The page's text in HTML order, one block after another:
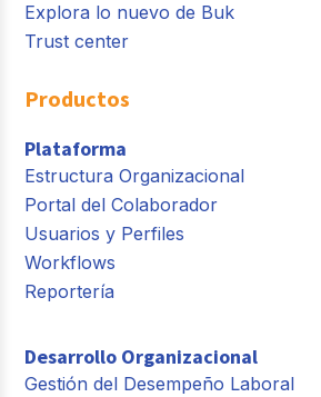
Explora lo nuevo de Buk
Trust center
Productos
Plataforma
Estructura Organizacional
Portal del Colaborador
Usuarios y Perfiles
Workflows
Reportería
Desarrollo Organizacional
Gestión del Desempeño Laboral